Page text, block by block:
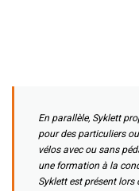
En parallèle, Syklett
pour des particuliers
vélos avec ou sans
une formation à la
Syklett est présent lors